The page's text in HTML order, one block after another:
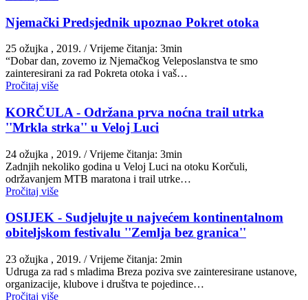
Njemački Predsjednik upoznao Pokret otoka
25 ožujka , 2019. / Vrijeme čitanja: 3min
“Dobar dan, zovemo iz Njemačkog Veleposlanstva te smo
zainteresirani za rad Pokreta otoka i vaš…
Pročitaj više
KORČULA - Održana prva noćna trail utrka
''Mrkla strka'' u Veloj Luci
24 ožujka , 2019. / Vrijeme čitanja: 3min
Zadnjih nekoliko godina u Veloj Luci na otoku Korčuli,
održavanjem MTB maratona i trail utrke…
Pročitaj više
OSIJEK - Sudjelujte u najvećem kontinentalnom
obiteljskom festivalu ''Zemlja bez granica''
23 ožujka , 2019. / Vrijeme čitanja: 2min
Udruga za rad s mladima Breza poziva sve zainteresirane ustanove,
organizacije, klubove i društva te pojedince…
Pročitaj više